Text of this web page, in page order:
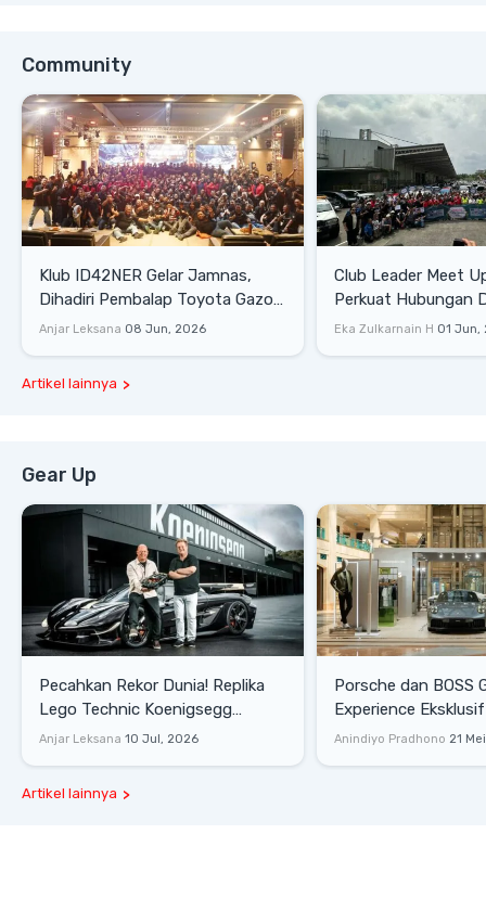
Community
Klub ID42NER Gelar Jamnas,
Dihadiri Pembalap Toyota Gazoo
Racing
Anjar Leksana 08 Jun, 2026
Club Leader Meet
Perkuat Hubungan
Dengan Komunitas
Eka Zulkarnain H 01 Jun,
Artikel lainnya
Gear Up
Pecahkan Rekor Dunia! Replika
Lego Technic Koenigsegg
Sadair's Spear Ukuran Asli Sukses
Anjar Leksana 10 Jul, 2026
Porsche dan BOSS
Experience
Senayan, Hadirkan
Anindiyo Pradhono 21
Artikel lainnya